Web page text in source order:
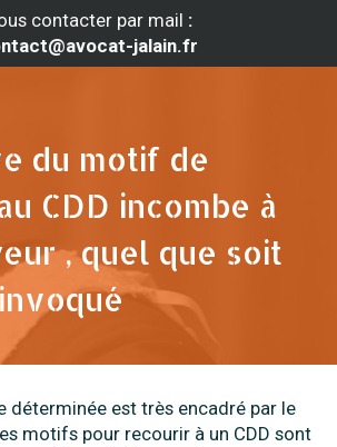
contacter par mail :
jalain.fr
du motif de
CDD incombe à
, quel que soit
déterminée est très encadré par le
motifs pour recourir à un CDD sont